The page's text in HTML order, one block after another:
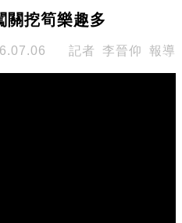
關挖筍樂趣多
記者 李晉仰 報導